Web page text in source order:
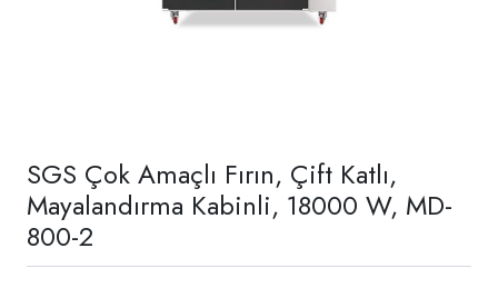
SGS Çok Amaçlı Fırın, Çift Katlı,
Mayalandırma Kabinli, 18000 W, MD-
800-2